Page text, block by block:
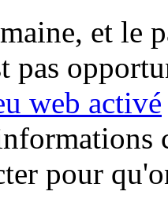
et le
pas
web activé
pour